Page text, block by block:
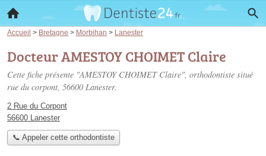
Accueil > Bretagne > Morbihan > Lanester
Docteur AMESTOY CHOIMET Claire
Cette fiche présente "AMESTOY CHOIMET Claire", orthodontiste situé
rue du corpont, 56600 Lanester.
2 Rue du Corpont
56600 Lanester
📞 Appeler cette orthodontiste